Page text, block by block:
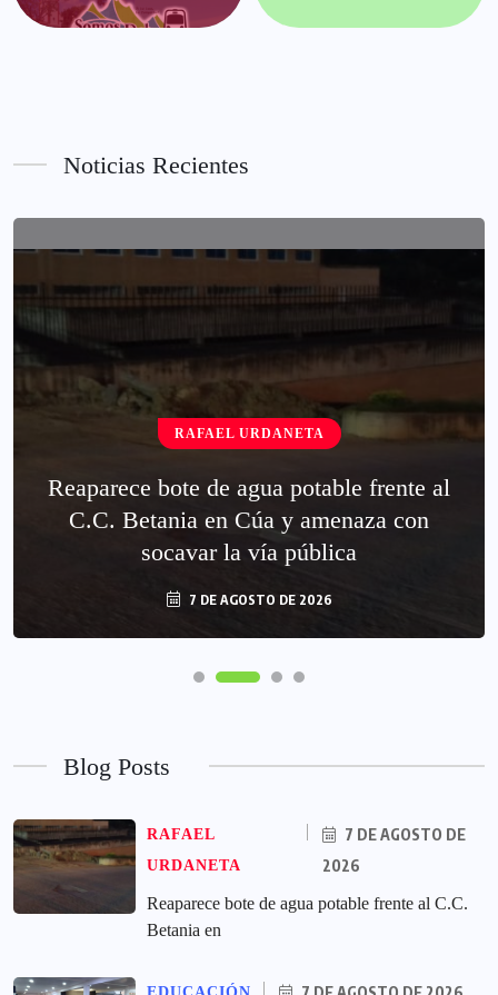
Noticias Recientes
RAFAEL URDANETA
Reaparece bote de agua potable frente al
C.C. Betania en Cúa y amenaza con
socavar la vía pública
7 DE AGOSTO DE 2026
Blog Posts
RAFAEL
URDANETA
7 DE AGOSTO DE
2026
Reaparece bote de agua potable frente al C.C.
Betania en